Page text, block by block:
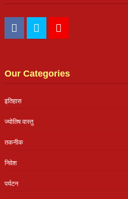
Our Categories
इतिहास
ज्योतिष वास्तु
तकनीक
निवेश
पर्यटन